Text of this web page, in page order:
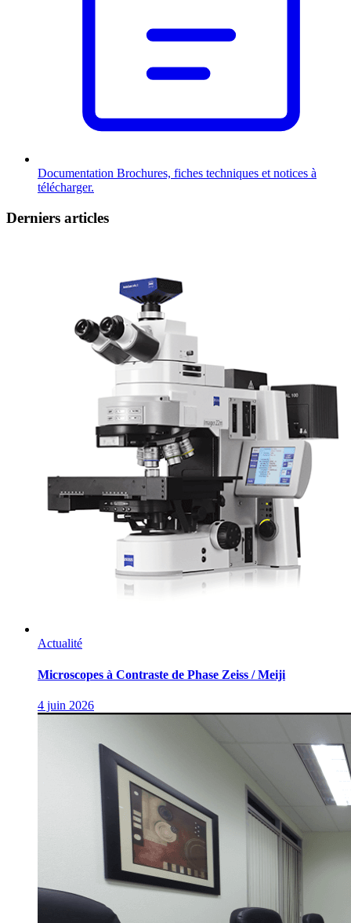
Documentation Brochures, fiches techniques et notices à
télécharger.
Derniers articles
Actualité
Microscopes à Contraste de Phase Zeiss / Meiji
4 juin 2026